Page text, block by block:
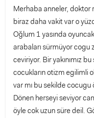
Merhaba anneler, doktor
biraz daha vakit var o
Oğlum 1 yasında
arabaları sürmüyor
ceviriyor. Bir yakınımız
cocukların otizm egilimli
var mı bu sekilde cocugu
Dönen herseyi seviyor
öyle cok uzun süre deil.